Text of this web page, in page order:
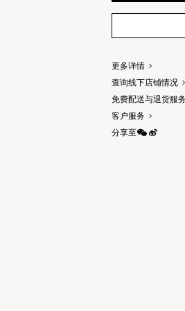
更多详情
查询线下店铺情况
免费配送与退货服
客户服务
分享至